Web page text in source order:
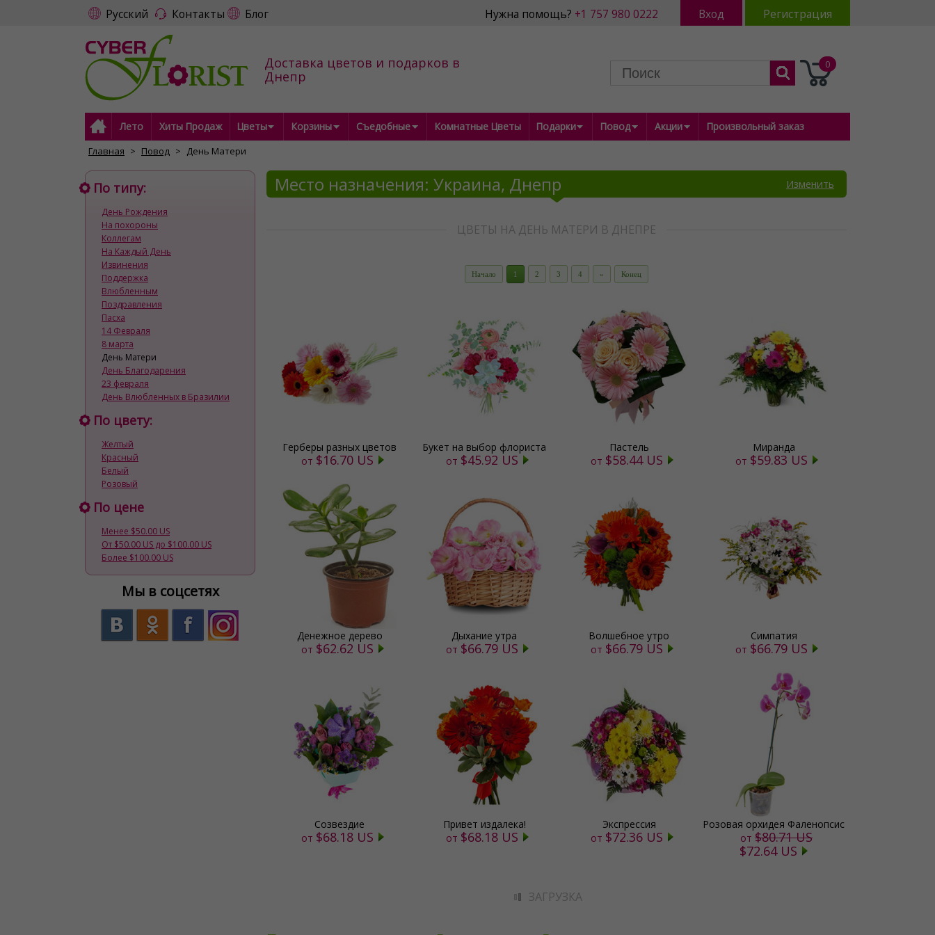
Русский Контакты Блог Нужна помощь? +1 757 980 0222 Вход Регистрация
Доставка цветов и подарков в
Днепр
0
Лето Хиты Продаж Цветы Корзины Съедобные Комнатные Цветы Подарки Повод Акции Произвольный заказ
Главная Повод День Матери
По типу:
День Рождения
На похороны
Коллегам
На Каждый День
Извинения
Поддержка
Влюбленным
Поздравления
Пасха
14 Февраля
8 марта
День Матери
День Благодарения
23 февраля
День Влюбленных в Бразилии
По цвету:
Желтый
Красный
Белый
Розовый
По цене
Менее $50.00 US
От $50.00 US до $100.00 US
Более $100.00 US
Мы в соцсетях
Место назначения: Украина, Днепр Изменить
ЦВЕТЫ НА ДЕНЬ МАТЕРИ В ДНЕПРЕ
Начало 1 2 3 4 » Конец
Герберы разных цветов
от $16.70 US
Букет на выбор флориста
от $45.92 US
Пастель
от $58.44 US
Миранда
от $59.83 US
Денежное дерево
от $62.62 US
Дыхание утра
от $66.79 US
Волшебное утро
от $66.79 US
Симпатия
от $66.79 US
Созвездие
от $68.18 US
Привет издалека!
от $68.18 US
Экспрессия
от $72.36 US
Розовая орхидея Фаленопсис
от $80.71 US
$72.64 US
ЗАГРУЗКА